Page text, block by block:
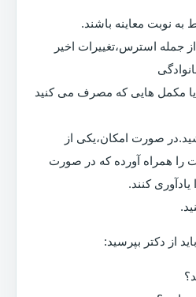
به نوبت معاینه باشند.
استرس،تغییرات اخیر
یا مکمل هایی که مصرف می کنید
صورت امکان،یکی از
را همراه آورده که در صورت
کنند.
از دکتر بپرسید: